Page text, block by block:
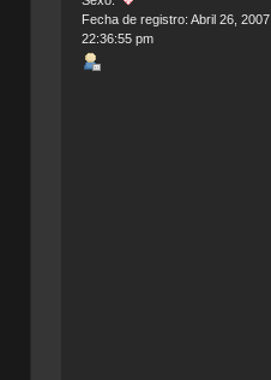
Fecha de registro: Abril 26, 2007,
22:36:55 pm